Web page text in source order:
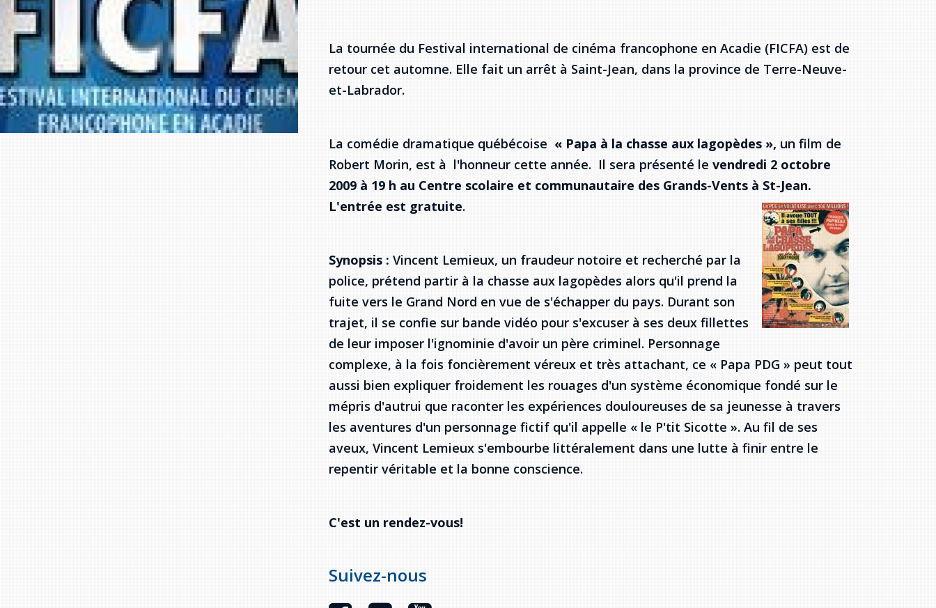
La tournée du Festival international de cinéma francophone en Acadie (FICFA) est de
retour cet automne. Elle fait un arrêt à Saint-Jean, dans la province de Terre-Neuve-
et-Labrador.
La comédie dramatique québécoise « Papa à la chasse aux lagopèdes », un film de
Robert Morin, est à l'honneur cette année. Il sera présenté le vendredi 2 octobre
2009 à 19 h au Centre scolaire et communautaire des Grands-Vents à St-Jean.
L'entrée est gratuite.
Synopsis : Vincent Lemieux, un fraudeur notoire et recherché par la
police, prétend partir à la chasse aux lagopèdes alors qu'il prend la
fuite vers le Grand Nord en vue de s'échapper du pays. Durant son
trajet, il se confie sur bande vidéo pour s'excuser à ses deux fillettes
de leur imposer l'ignominie d'avoir un père criminel. Personnage
complexe, à la fois foncièrement véreux et très attachant, ce « Papa PDG » peut tout
aussi bien expliquer froidement les rouages d'un système économique fondé sur le
mépris d'autrui que raconter les expériences douloureuses de sa jeunesse à travers
les aventures d'un personnage fictif qu'il appelle « le P'tit Sicotte ». Au fil de ses
aveux, Vincent Lemieux s'embourbe littéralement dans une lutte à finir entre le
repentir véritable et la bonne conscience.
C'est un rendez-vous!
Suivez-nous